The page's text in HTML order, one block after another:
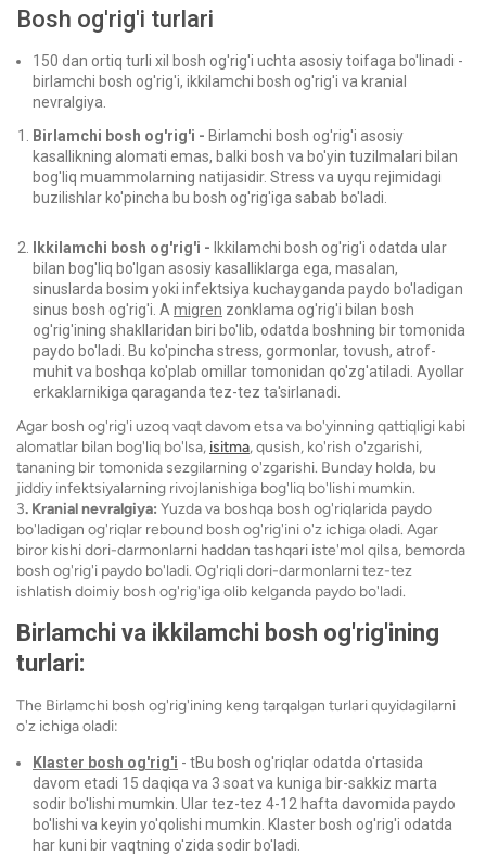
Bosh og'rig'i turlari
150 dan ortiq turli xil bosh og'rig'i uchta asosiy toifaga bo'linadi -
birlamchi bosh og'rig'i, ikkilamchi bosh og'rig'i va kranial
nevralgiya.
Birlamchi bosh og'rig'i - Birlamchi bosh og'rig'i asosiy
kasallikning alomati emas, balki bosh va bo'yin tuzilmalari bilan
bog'liq muammolarning natijasidir. Stress va uyqu rejimidagi
buzilishlar ko'pincha bu bosh og'rig'iga sabab bo'ladi.
Ikkilamchi bosh og'rig'i - Ikkilamchi bosh og'rig'i odatda ular
bilan bog'liq bo'lgan asosiy kasalliklarga ega, masalan,
sinuslarda bosim yoki infektsiya kuchayganda paydo bo'ladigan
sinus bosh og'rig'i. Amigren zonklama og'rig'i bilan bosh
og'rig'ining shakllaridan biri bo'lib, odatda boshning bir tomonida
paydo bo'ladi. Bu ko'pincha stress, gormonlar, tovush, atrof-
muhit va boshqa ko'plab omillar tomonidan qo'zg'atiladi. Ayollar
erkaklarnikiga qaraganda tez-tez ta'sirlanadi.
Agar bosh og'rig'i uzoq vaqt davom etsa va bo'yinning qattiqligi kabi
alomatlar bilan bog'liq bo'lsa, isitma, qusish, ko'rish o'zgarishi,
tananing bir tomonida sezgilarning o'zgarishi. Bunday holda, bu
jiddiy infektsiyalarning rivojlanishiga bog'liq bo'lishi mumkin.
3. Kranial nevralgiya: Yuzda va boshqa bosh og'riqlarida paydo
bo'ladigan og'riqlar rebound bosh og'rig'ini o'z ichiga oladi. Agar
biror kishi dori-darmonlarni haddan tashqari iste'mol qilsa, bemorda
bosh og'rig'i paydo bo'ladi. Og'riqli dori-darmonlarni tez-tez
ishlatish doimiy bosh og'rig'iga olib kelganda paydo bo'ladi.
Birlamchi va ikkilamchi bosh og'rig'ining
turlari:
The Birlamchi bosh og'rig'ining keng tarqalgan turlari quyidagilarni
o'z ichiga oladi:
Klaster bosh og'rig'i - tBu bosh og'riqlar odatda o'rtasida
davom etadi 15 daqiqa va 3 soat va kuniga bir-sakkiz marta
sodir bo'lishi mumkin. Ular tez-tez 4-12 hafta davomida paydo
bo'lishi va keyin yo'qolishi mumkin. Klaster bosh og'rig'i odatda
har kuni bir vaqtning o'zida sodir bo'ladi.